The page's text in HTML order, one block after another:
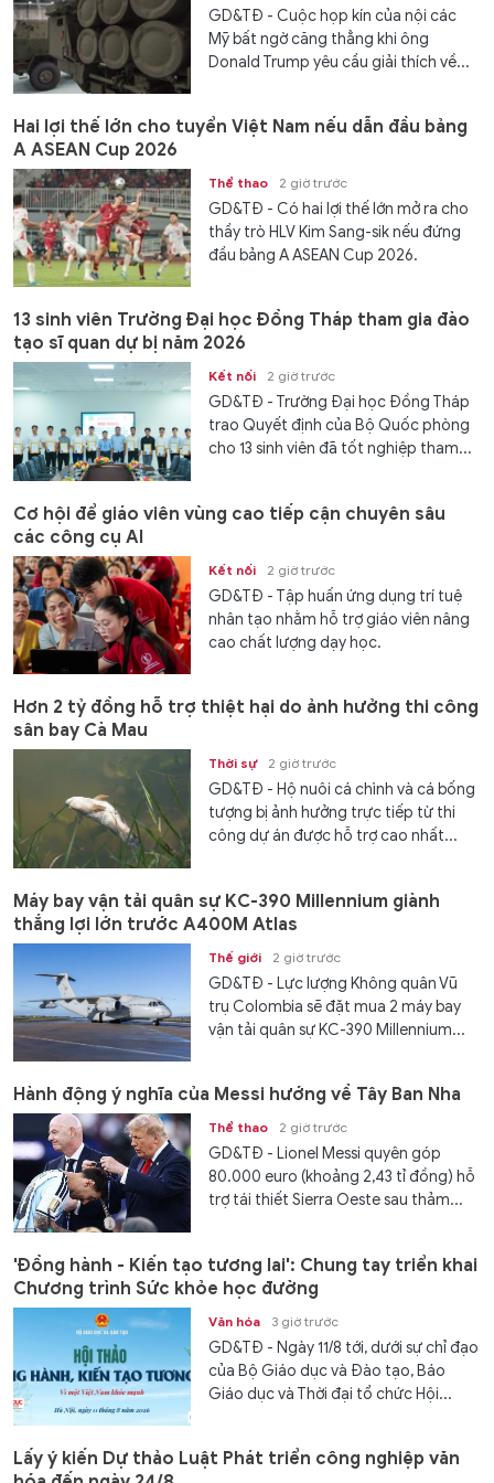
GD&TĐ - Cuộc họp kín của nội các
Mỹ bất ngờ căng thẳng khi ông
Donald Trump yêu cầu giải thích về...
Hai lợi thế lớn cho tuyển Việt Nam nếu dẫn đầu bảng
A ASEAN Cup 2026
Thể thao 2 giờ trước
GD&TĐ - Có hai lợi thế lớn mở ra cho
thầy trò HLV Kim Sang-sik nếu đứng
đầu bảng A ASEAN Cup 2026.
13 sinh viên Trường Đại học Đồng Tháp tham gia đào
tạo sĩ quan dự bị năm 2026
Kết nối 2 giờ trước
GD&TĐ - Trường Đại học Đồng Tháp
trao Quyết định của Bộ Quốc phòng
cho 13 sinh viên đã tốt nghiệp tham...
Cơ hội để giáo viên vùng cao tiếp cận chuyên sâu
các công cụ AI
Kết nối 2 giờ trước
GD&TĐ - Tập huấn ứng dụng trí tuệ
nhân tạo nhằm hỗ trợ giáo viên nâng
cao chất lượng dạy học.
Hơn 2 tỷ đồng hỗ trợ thiệt hại do ảnh hưởng thi công
sân bay Cà Mau
Thời sự 2 giờ trước
GD&TĐ - Hộ nuôi cá chình và cá bống
tượng bị ảnh hưởng trực tiếp từ thi
công dự án được hỗ trợ cao nhất...
Máy bay vận tải quân sự KC-390 Millennium giành
thắng lợi lớn trước A400M Atlas
Thế giới 2 giờ trước
GD&TĐ - Lực lượng Không quân Vũ
trụ Colombia sẽ đặt mua 2 máy bay
vận tải quân sự KC-390 Millennium...
Hành động ý nghĩa của Messi hướng về Tây Ban Nha
Thể thao 2 giờ trước
GD&TĐ - Lionel Messi quyên góp
80.000 euro (khoảng 2,43 tỉ đồng) hỗ
trợ tái thiết Sierra Oeste sau thảm...
'Đồng hành - Kiến tạo tương lai': Chung tay triển khai
Chương trình Sức khỏe học đường
Văn hóa 3 giờ trước
GD&TĐ - Ngày 11/8 tới, dưới sự chỉ đạo
của Bộ Giáo dục và Đào tạo, Báo
Giáo dục và Thời đại tổ chức Hội...
Lấy ý kiến Dự thảo Luật Phát triển công nghiệp văn